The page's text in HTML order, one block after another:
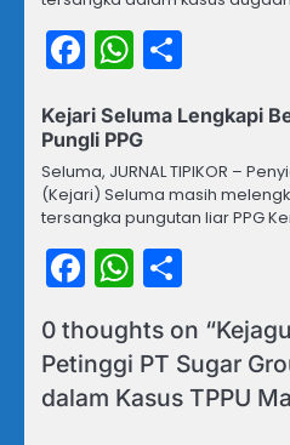
Facebook
Kejari Seluma Lengkapi
Pungli PPG
Seluma, JURNAL TIPIKOR –
(Kejari) Seluma masih
tersangka pungutan liar PPG
Facebook
0 thoughts on “
Petinggi PT Sugar
dalam Kasus TPPU